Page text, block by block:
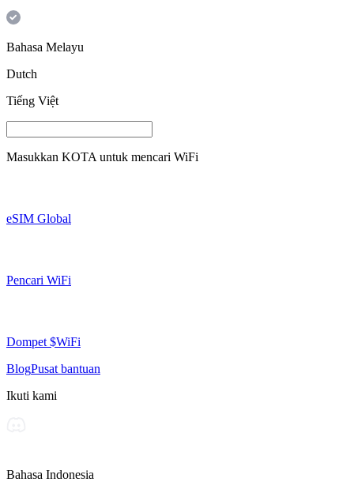
Bahasa Melayu
Dutch
Tiếng Việt
Masukkan KOTA untuk mencari WiFi
eSIM Global
Pencari WiFi
Dompet $WiFi
BlogPusat bantuan
Ikuti kami
Bahasa Indonesia